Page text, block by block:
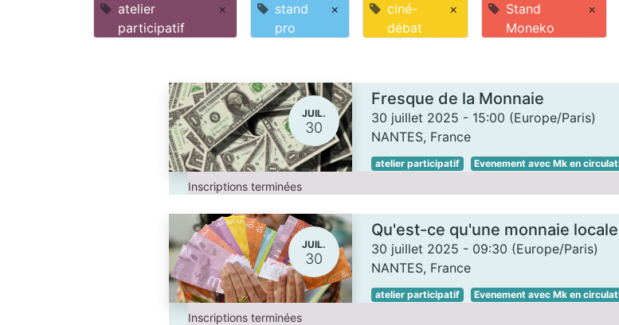
atelier
participatif
×
stand
pro
×
ciné-
débat
×
Stand
Moneko
×
JUIL.
30
Fresque de la Monnaie
30 juillet 2025 - 15:00 (Europe/Paris)
NANTES, France
atelier participatif Evenement avec Mk en
Inscriptions terminées
JUIL.
30
Qu'est-ce qu'une monnaie
30 juillet 2025 - 09:30 (Europe/Paris)
NANTES, France
atelier participatif Evenement avec Mk en
Inscriptions terminées